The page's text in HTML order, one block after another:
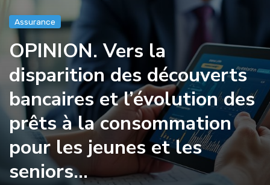
Assurance
OPINION. Vers la
disparition des découverts
bancaires et l’évolution des
prêts à la consommation
pour les jeunes et les
seniors…